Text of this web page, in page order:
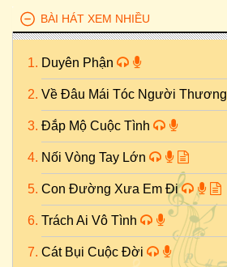
BÀI HÁT XEM NHIỀU
Duyên Phận
Về Đâu Mái Tóc Người Thương
Đắp Mộ Cuộc Tình
Nối Vòng Tay Lớn
Con Đường Xưa Em Đi
Trách Ai Vô Tình
Cát Bụi Cuộc Đời